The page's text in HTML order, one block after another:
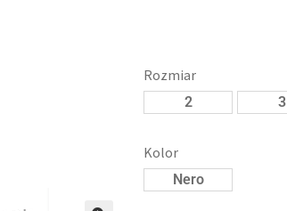
Rozmiar
2 3
Kolor
Nero